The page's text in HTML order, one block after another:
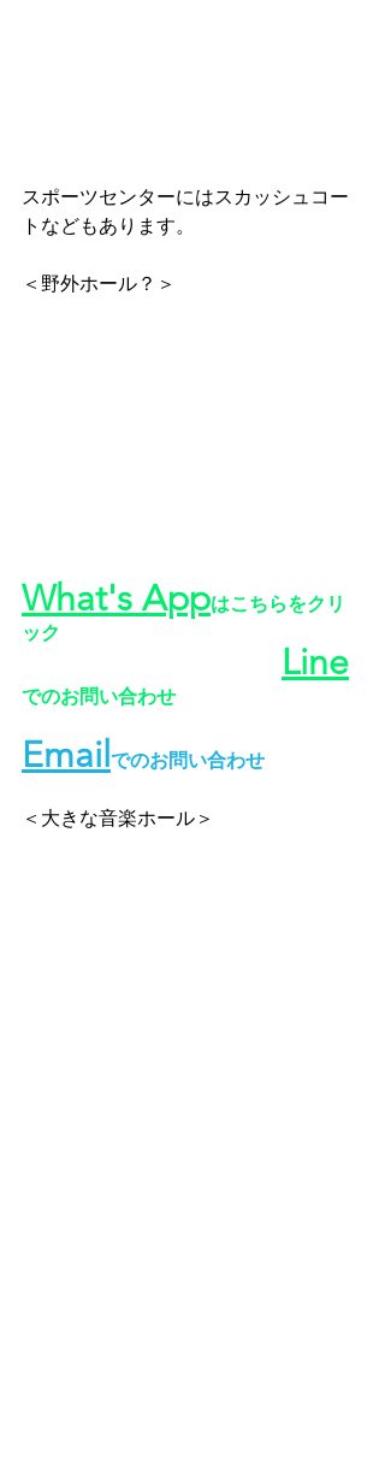
スポーツセンターにはスカッシュコー
トなどもあります。
＜野外ホール？＞
What's Appはこちらをクリ
ック
Line
でのお問い合わせ
Emailでのお問い合わせ
＜大きな音楽ホール＞